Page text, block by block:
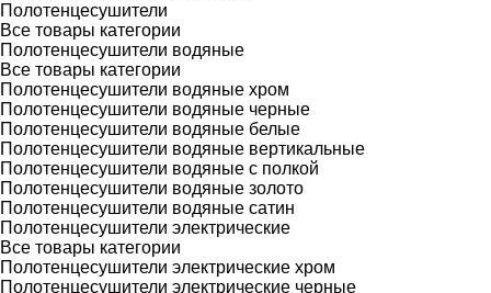
Полотенцесушители
Все товары категории
Полотенцесушители водяные
Все товары категории
Полотенцесушители водяные хром
Полотенцесушители водяные черные
Полотенцесушители водяные белые
Полотенцесушители водяные вертикальные
Полотенцесушители водяные с полкой
Полотенцесушители водяные золото
Полотенцесушители водяные сатин
Полотенцесушители электрические
Все товары категории
Полотенцесушители электрические хром
Полотенцесушители электрические черные